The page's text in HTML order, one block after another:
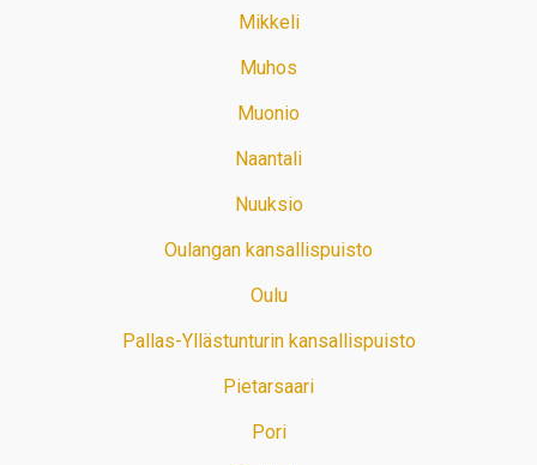
Mikkeli
Muhos
Muonio
Naantali
Nuuksio
Oulangan kansallispuisto
Oulu
Pallas-Yllästunturin kansallispuisto
Pietarsaari
Pori